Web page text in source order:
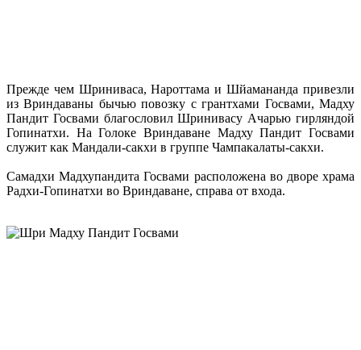
Прежде чем Шриниваса, Нароттама и Шйамананда привезли
из Вриндаваны бычью повозку с грантхами Госвами, Мадху
Пандит Госвами благословил Шринивасу Ачарью гирляндой
Гопинатхи. На Голоке Вриндаване Мадху Пандит Госвами
служит как Мандали-сакхи в группе Чампакалаты-сакхи.
Cамадхи Мадхупандита Госвами расположена во дворе храма
Радхи-Гопинатхи во Вриндаване, справа от входа.